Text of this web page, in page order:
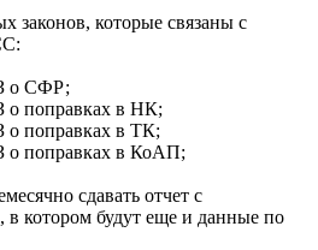
законов, которые связаны с
о СФР;
поправках в НК;
поправках в ТК;
поправках в КоАП;
сдавать отчет с
котором будут еще и данные по